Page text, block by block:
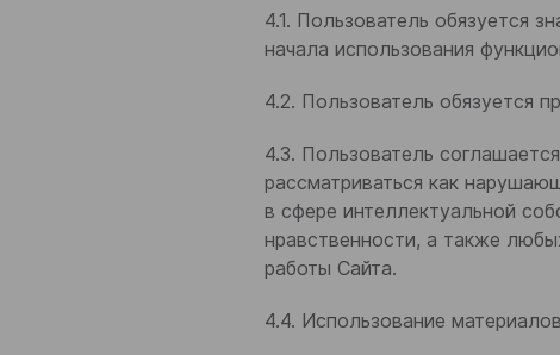
4.1. Пользователь обязуется
начала использования
4.2. Пользователь обязуется
4.3. Пользователь
рассматриваться как
в сфере интеллектуальной
нравственности, а также
работы Сайта.
4.4. Использование